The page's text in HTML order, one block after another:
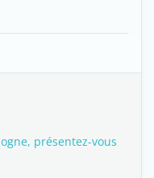
présentez-vous